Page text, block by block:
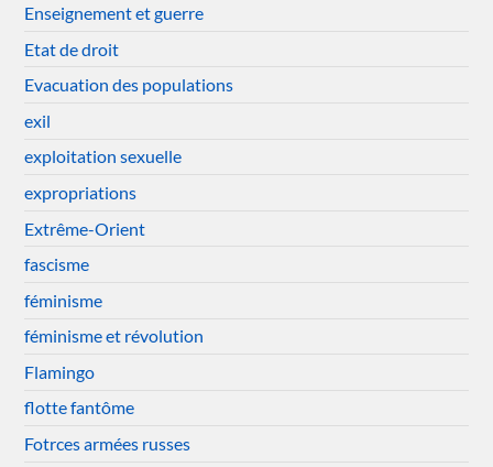
Enseignement et guerre
Etat de droit
Evacuation des populations
exil
exploitation sexuelle
expropriations
Extrême-Orient
fascisme
féminisme
féminisme et révolution
Flamingo
flotte fantôme
Fotrces armées russes